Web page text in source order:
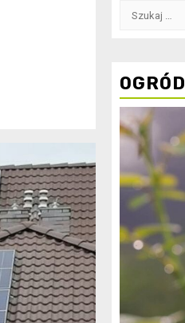
Szukaj:
OGRÓD